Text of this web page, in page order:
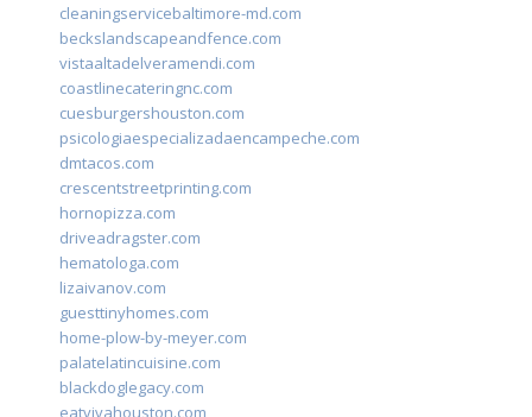
cleaningservicebaltimore-md.com
beckslandscapeandfence.com
vistaaltadelveramendi.com
coastlinecateringnc.com
cuesburgershouston.com
psicologiaespecializadaencampeche.com
dmtacos.com
crescentstreetprinting.com
hornopizza.com
driveadragster.com
hematologa.com
lizaivanov.com
guesttinyhomes.com
home-plow-by-meyer.com
palatelatincuisine.com
blackdoglegacy.com
eatvivahouston.com